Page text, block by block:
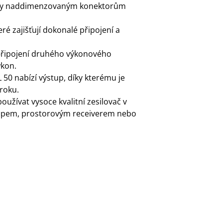
naddimenzovaným konektorům
zajišťují dokonalé připojení a
druhého výkonového
nabízí výstup, díky kterému je
vysoce kvalitní zesilovač v
prostorovým receiverem nebo